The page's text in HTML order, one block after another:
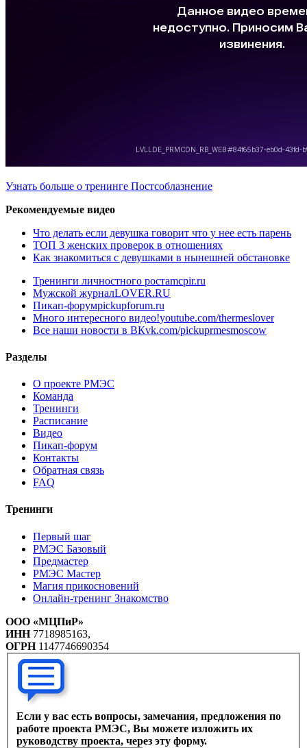
Узнать больше о тренинге Постсоблазнение
Рекомендуемые видео
Что делать если девушка говорит что у нее есть парень
ТОП 3 женских проверок в отношениях
Как знакомиться с девушками в нынешней обстановке
Тренинги личностного ростаmcpir.ru
Мужской журналLOVER.RU
Пикап-форумpickupforum.ru
Много интересного видео!youtube.com/thermeslover
Все наши новости в ВКvk.com/pickuprmesmoscow
Разделы
О проекте РМЭС
Команда
Тренинги
Расписание
Видео
Пикап-форум
Контакты
Обратная связь
FAQ
Тренинги
Первый шаг
РМЭС Базовый
Предмастер
РМЭС Мастер
Магия прикосновений
Онлайн-тренинг Знакомство
ООО «МЦПиР»
ИНН7718985163,
ОГРН1147746690354
Если у вас есть вопросы, замечания, предложения по
работе проекта РМЭС, Вы можете изложить их
руководству проекта, через эту форму.